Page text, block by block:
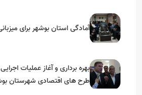
آمادگی استان بوشهر برای
بهره برداری و آغاز عملیات
طرح های اقتصادی شهرستان